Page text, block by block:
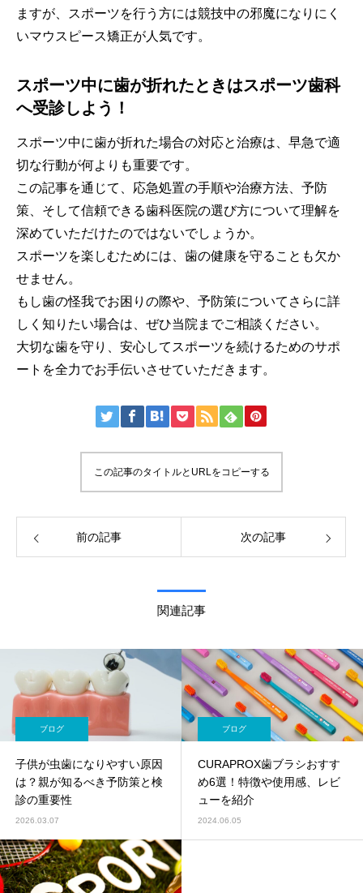
ますが、スポーツを行う方には競技中の邪魔になりにく
いマウスピース矯正が人気です。
スポーツ中に歯が折れたときはスポーツ歯科
へ受診しよう！
スポーツ中に歯が折れた場合の対応と治療は、早急で適
切な行動が何よりも重要です。
この記事を通じて、応急処置の手順や治療方法、予防
策、そして信頼できる歯科医院の選び方について理解を
深めていただけたのではないでしょうか。
スポーツを楽しむためには、歯の健康を守ることも欠か
せません。
もし歯の怪我でお困りの際や、予防策についてさらに詳
しく知りたい場合は、ぜひ当院までご相談ください。
大切な歯を守り、安心してスポーツを続けるためのサポ
ートを全力でお手伝いさせていただきます。
この記事のタイトルとURLをコピーする
前の記事 次の記事
関連記事
ブログ
子供が虫歯になりやすい原因
は？親が知るべき予防策と検
診の重要性
2026.03.07
ブログ
CURAPROX歯ブラシおすす
め6選！特徴や使用感、レビ
ューを紹介
2024.06.05